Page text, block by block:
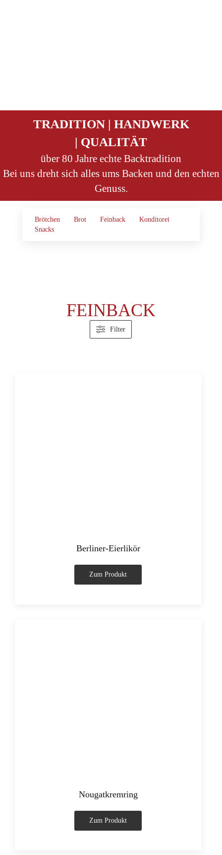
TRADITION | HANDWERK
| QUALITÄT
über 80 Jahre echte Backtradition
Bei uns dreht sich alles ums Backen und den echten
Genuss.
Brötchen Brot Feinback
Konditorei
Snacks
FEINBACK
Filter
Berliner-Eierlikör
Zum Produkt
Nougatkremring
Zum Produkt